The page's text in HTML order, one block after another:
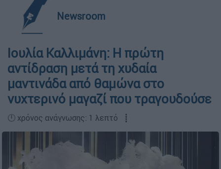
Newsroom
Ιουλία Καλλιμάνη: Η πρώτη
αντίδραση μετά τη χυδαία
μαντινάδα από θαμώνα στο
νυχτερινό μαγαζί που τραγουδούσε
🕛 χρόνος ανάγνωσης: 1 λεπτό ┋